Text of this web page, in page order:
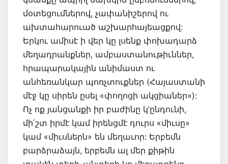
մօտեցումներով, չափանիշերով ու
ախտահարուած աշխարհայեացքով:
Երկու ամիսէ ի վեր կը լսենք փոխադարձ
մեղադրանքներ, ամբաստանութիւններ,
հրապարակային անիմաստ ու
անհեռանկար պոռչտուքներ (Հայաստանի
մէջ կը սիրեն ըսել «փողոցի ակցիաներ»):
Ոչ ոք յանցանքի իր բաժինը կ’ընդունի,
մի՛շտ իրմէ կամ իրենցմէ դուրս «միւսը»
կամ «միւսներն» են մեղաւոր: Երբեմն
բարձրաձայն, երբեմն ալ մեր քիթին